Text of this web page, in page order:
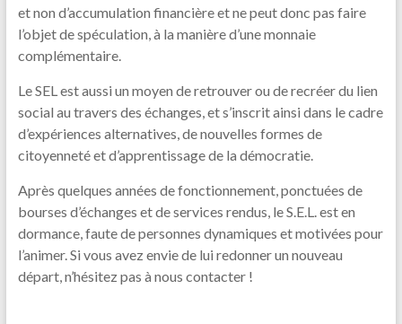
et non d’accumulation financière et ne peut donc pas faire
l’objet de spéculation, à la manière d’une monnaie
complémentaire.
Le SEL est aussi un moyen de retrouver ou de recréer du lien
social au travers des échanges, et s’inscrit ainsi dans le cadre
d’expériences alternatives, de nouvelles formes de
citoyenneté et d’apprentissage de la démocratie.
Après quelques années de fonctionnement, ponctuées de
bourses d’échanges et de services rendus, le S.E.L. est en
dormance, faute de personnes dynamiques et motivées pour
l’animer. Si vous avez envie de lui redonner un nouveau
départ, n’hésitez pas à nous contacter !